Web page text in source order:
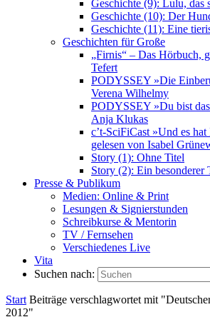
Geschichte (9): Lulu, das
Geschichte (10): Der
Geschichte (11): Eine
Geschichten für Große
„Firnis“ – Das Hörbuch,
Tefert
PODYSSEY »Die
Verena Wilhelmy
PODYSSEY »Du bist
Anja Klukas
c’t-SciFiCast »Und es
gelesen von Isabel
Story (1): Ohne Titel
Story (2): Ein besonderer
Presse & Publikum
Medien: Online & Print
Lesungen & Signierstunden
Schreibkurse & Mentorin
TV / Fernsehen
Verschiedenes Live
Vita
Suchen nach:
Start Beiträge verschlagwortet mit
2012"